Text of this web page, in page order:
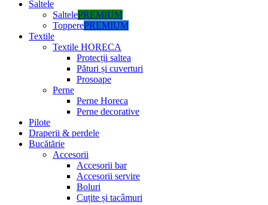
Saltele
SaltelePREMIUM
TopperePREMIUM
Textile
Textile HORECA
Protecții saltea
Pături și cuverturi
Prosoape
Perne
Perne Horeca
Perne decorative
Pilote
Draperii & perdele
Bucătărie
Accesorii
Accesorii bar
Accesorii servire
Boluri
Cuțite și tacâmuri